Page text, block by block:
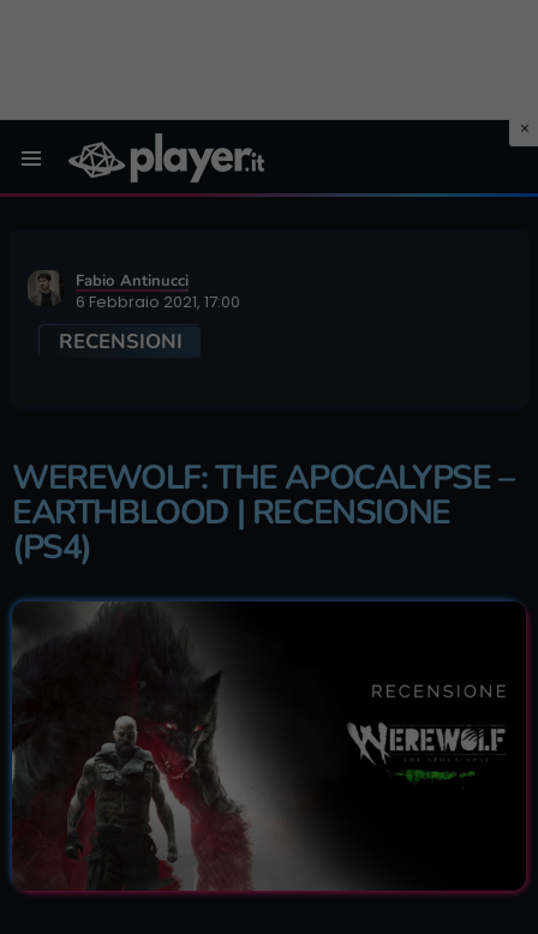
Fabio Antinucci
6 Febbraio 2021, 17:00
RECENSIONI
WEREWOLF: THE APOCALYPSE –
EARTHBLOOD | RECENSIONE
(PS4)